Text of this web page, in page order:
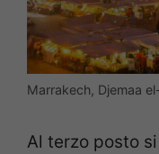
Marrakech, Djemaa
Al terzo posto